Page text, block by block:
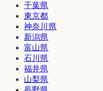
千葉県
東京都
神奈川県
新潟県
富山県
石川県
福井県
山梨県